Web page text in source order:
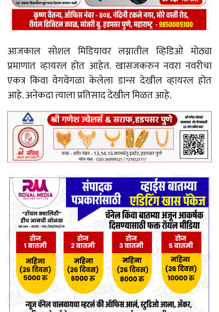
आजकाल सोशल मिडियावर लग्नातील व्हिडिओ मोठ्या
प्रमाणात व्हायरल होत आहेत. खासजकरुन नवरा नवरीचा
एकत्र किंवा वेगवेगळा केलेला डान्स देखील व्हायरल होत
आहे. अनेकदा त्याला प्रतिसाद देखील मिळत आहे.